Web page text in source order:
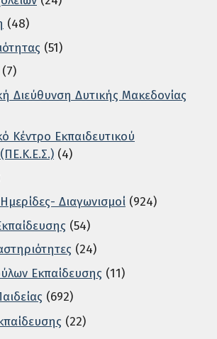
(48)
(51)
(7)
Διεύθυνση Δυτικής Μακεδονίας
Κέντρο Εκπαιδευτικού
(4)
Διαγωνισμοί (924)
(54)
(24)
Εκπαίδευσης (11)
(692)
(22)